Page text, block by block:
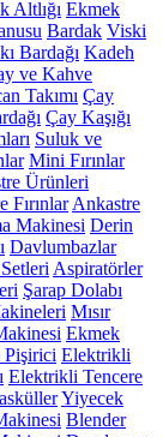
Altlığı Ekmek
Bardak Viski
Bardağı Kadeh
ve Kahve
Takımı Çay
Çay Kaşığı
Suluk ve
Mini Fırınlar
Ürünleri
Fırınlar Ankastre
Makinesi Derin
Davlumbazlar
Aspiratörler
Şarap Dolabı
Mısır
Ekmek
Pişirici Elektrikli
Elektrikli Tencere
Yiyecek
Blender